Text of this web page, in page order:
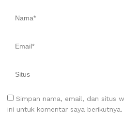
Simpan nama, email, dan situs
ini untuk komentar saya berikutnya.